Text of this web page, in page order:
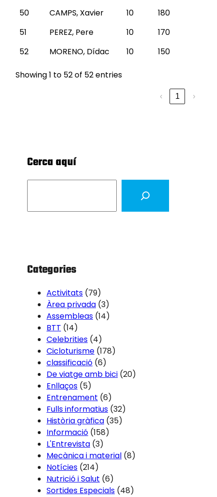
50
CAMPS, Xavier 10
180
51
PEREZ, Pere 10
170
52
MORENO, Dídac 10 150
Showing 1 to 52 of 52 entries
‹ 1 ›
Cerca aquí
Categories
Activitats (79)
Àrea privada (3)
Assembleas (14)
BTT (14)
Celebrities (4)
Cicloturisme (178)
classificació (6)
De viatge amb bici (20)
Enllaços (5)
Entrenament (6)
Fulls informatius (32)
Història gràfica (35)
Informació (158)
L'Entrevista (3)
Mecànica i material (8)
Notícies (214)
Nutrició i Salut (6)
Sortides Especials (48)